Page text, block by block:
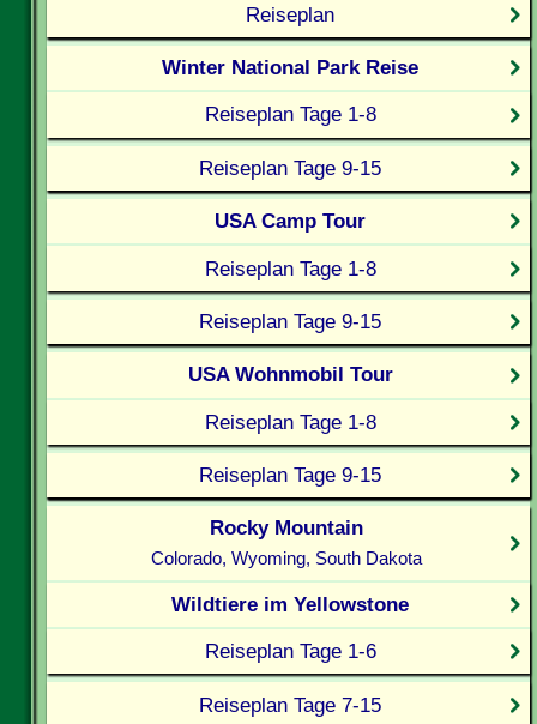
Reiseplan
Winter National Park Reise
Reiseplan Tage 1-8
Reiseplan Tage 9-15
USA Camp Tour
Reiseplan Tage 1-8
Reiseplan Tage 9-15
USA Wohnmobil Tour
Reiseplan Tage 1-8
Reiseplan Tage 9-15
Rocky Mountain
Colorado, Wyoming, South Dakota
Wildtiere im Yellowstone
Reiseplan Tage 1-6
Reiseplan Tage 7-15